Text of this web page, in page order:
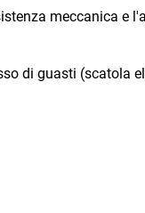
meccanica e
di guasti (scatola